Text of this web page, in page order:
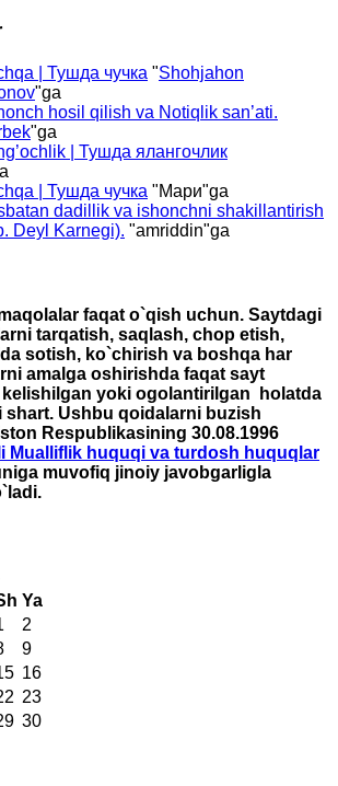
| Тушда чучка "Shohjahon
"ga
hosil qilish va Notiqlik san’ati.
"ga
| Тушда ялангочлик
| Тушда чучка "Мари"ga
dadillik va ishonchni shakillantirish
Deyl Karnegi). "amriddin"ga
faqat o`qish uchun. Saytdagi
tarqatish, saqlash, chop etish,
sotish, ko`chirish va boshqa har
amalga oshirishda faqat sayt
kelishilgan yoki ogolantirilgan holatda
shart. Ushbu qoidalarni buzish
Respublikasining 30.08.1996
Mualliflik huquqi va turdosh huquqlar
muvofiq jinoiy javobgarligla
Ya
2
9
16
23
30